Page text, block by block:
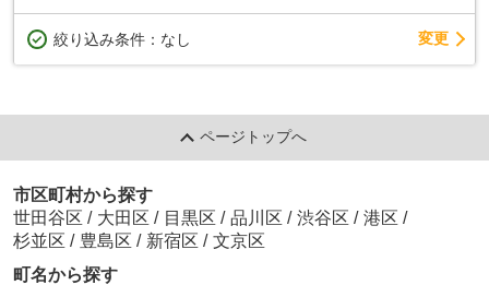
絞り込み条件： なし 変更
ページトップへ
市区町村から探す
世田谷区 / 大田区 / 目黒区 / 品川区 / 渋谷区 / 港区 /
杉並区 / 豊島区 / 新宿区 / 文京区
町名から探す